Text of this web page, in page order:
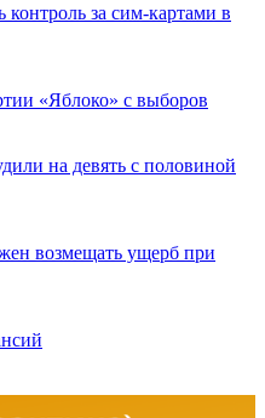
за сим-картами в
«Яблоко» с выборов
на девять с половиной
возмещать ущерб при